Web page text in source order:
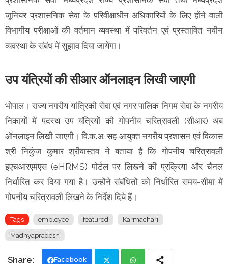
जूनियर प्रशासनिक सेवा के परिवीक्षाधीन अधिकारियों के लिए होंने वाली
विभागीय परीक्षाओं की वर्तमान व्यवस्था में परिवर्तन एवं प्रस्तावित नवीन
व्यवस्था के संबंध में सुझाव दिया जायेगा।
उप यंत्रियों की सीआर ऑनलाइन लिखी जाएगी
भोपाल। राज्य नगरीय यांत्रिकी सेवा एवं नगर पालिक निगम सेवा के नगरीय
निकायों में पदस्थ उप यंत्रियों की गोपनीय चरित्रावली (सीआर) अब
ऑनलाइन लिखी जाएगी। वि.क.अ. सह आयुक्त नगरीय प्रशासन एवं विकास
श्री निकुंज कुमार श्रीवास्तव ने बताया है कि गोपनीय चरित्रावली
इएचआरएमएस (eHRMS) पोर्टल पर लिखने की प्रक्रिया और चैनल
निर्धारित कर दिया गया है। उन्होंने संबंधितों को निर्धारित समय-सीमा में
गोपनीय चरित्रावली लिखने के निर्देश दिये हैं।
Tags employee featured Karmachari
Madhyapradesh
Facebook